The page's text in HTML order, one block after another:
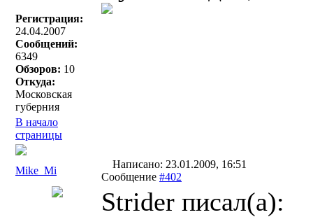
Регистрация:
24.04.2007
Сообщений:
6349
Обзоров: 10
Откуда:
Московская
губерния
В начало
страницы
Mike_Mi
Написано: 23.01.2009, 16:51
Сообщение #402
Strider писал(a):